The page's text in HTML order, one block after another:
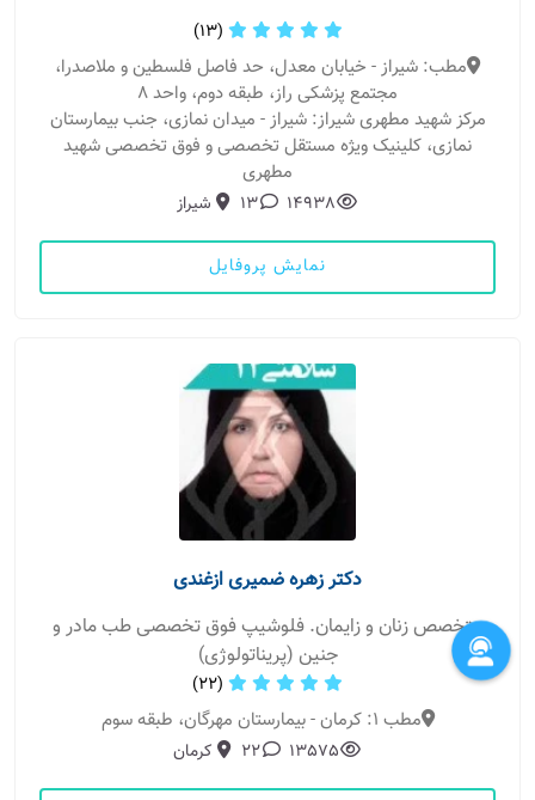
(13)
مطب: شیراز - خیابان معدل، حد فاصل فلسطین و ملاصدرا،
مجتمع پزشکی راز، طبقه دوم، واحد 8
مرکز شهید مطهری شیراز: شیراز - میدان نمازی، جنب بیمارستان
نمازی، کلینیک ویژه مستقل تخصصی و فوق تخصصی شهید
مطهری
14938
13 شیراز
نمایش پروفایل
دکتر زهره ضمیری ازغندی
متخصص زنان و زایمان. فلوشیپ فوق تخصصی طب مادر و
جنین (پریناتولوژی)
(22)
مطب 1: کرمان - بیمارستان مهرگان، طبقه سوم
13575
22 کرمان